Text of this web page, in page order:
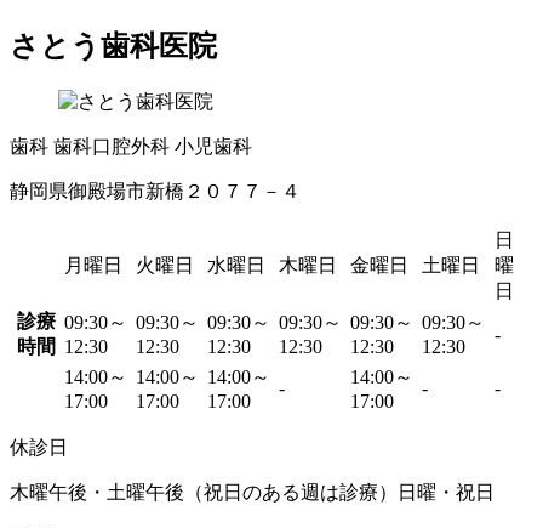
さとう歯科医院
歯科 歯科口腔外科 小児歯科
静岡県御殿場市新橋２０７７－４
月曜日 火曜日 水曜日 木曜日 金曜日 土曜日
日
曜
日
診療
時間
09:30～
12:30
09:30～
12:30
09:30～
12:30
09:30～
12:30
09:30～
12:30
09:30～
12:30
-
14:00～
17:00
14:00～
17:00
14:00～
17:00
-
14:00～
17:00
- -
休診日
木曜午後・土曜午後（祝日のある週は診療）日曜・祝日